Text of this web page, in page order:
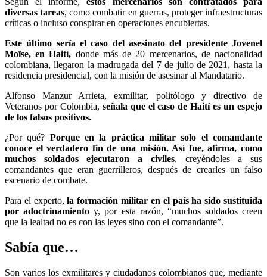
diversas tareas, como combatir en guerras, proteger infraestructuras
críticas o incluso conspirar en operaciones encubiertas.
Este último sería el caso del asesinato del presidente Jovenel
Moïse, en Haití, donde más de 20 mercenarios, de nacionalidad
colombiana, llegaron la madrugada del 7 de julio de 2021, hasta la
residencia presidencial, con la misión de asesinar al Mandatario.
Alfonso Manzur Arrieta, exmilitar, politólogo y directivo de
Veteranos por Colombia, señala que el caso de Haití es un espejo
de los falsos positivos.
¿Por qué? Porque en la práctica militar solo el comandante
conoce el verdadero fin de una misión. Así fue, afirma, como
muchos soldados ejecutaron a civiles, creyéndoles a sus
comandantes que eran guerrilleros, después de crearles un falso
escenario de combate.
Para el experto,la formación militar en el país ha sido sustituida
por adoctrinamiento y, por esta razón, “muchos soldados creen
que la lealtad no es con las leyes sino con el comandante”.
Sabía que…
Son varios los exmilitares y ciudadanos colombianos que, mediante